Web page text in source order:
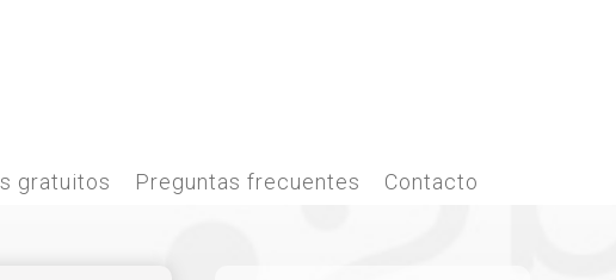
gratuitos Preguntas frecuentes Contacto